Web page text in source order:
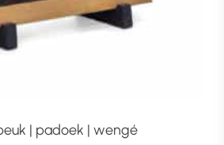
| padoek | wengé